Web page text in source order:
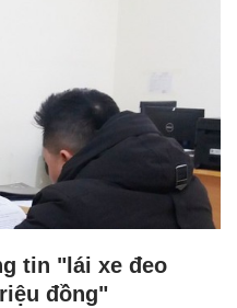
tin "lái xe đeo
đồng"